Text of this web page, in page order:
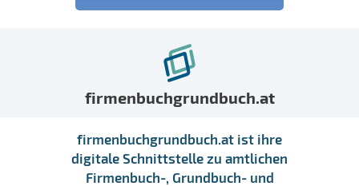
firmenbuchgrundbuch.at
firmenbuchgrundbuch.at ist ihre
digitale Schnittstelle zu amtlichen
Firmenbuch-, Grundbuch- und